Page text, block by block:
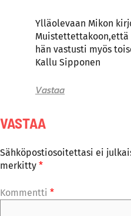
Ylläolevaan Mikon
hän vastusti myös
Kallu Sipponen
Vastaa
VASTAA
Sähköpostiosoitettasi ei
merkitty *
Kommentti *